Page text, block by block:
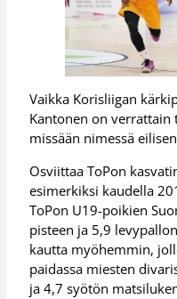
Vaikka Korisliigan
Kantonen on
missään nimessä
Osviittaa ToPon
esimerkiksi kaudella
ToPon U19-poikien
pisteen ja 5,9
kautta myöhemmin,
paidassa miesten
ja 4,7 syötön